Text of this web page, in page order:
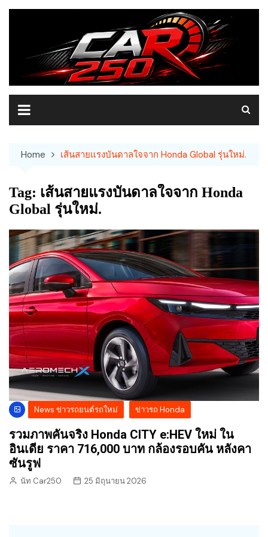
Skip
Home เส้นสายแรงบันดาลใจจาก Honda Global รุ่นใหม่.
Tag: เส้นสายแรงบันดาลใจจาก Honda
Global รุ่นใหม่.
News ข่าวรถยนต์รถใหม่ ข่าวรถ Honda
รวมภาพคันจริง Honda CITY e:HEV ใหม่ ใน
อินเดีย ราคา 716,000 บาท กล้องรอบคัน หลังคา
ซันรูฟ
นัท Car250 25 มิถุนายน 2026